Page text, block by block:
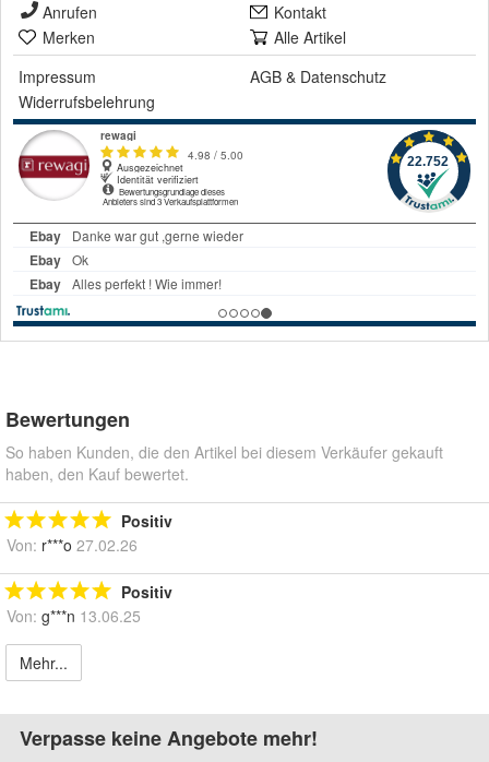
Anrufen
Kontakt
Merken
Alle Artikel
Impressum
AGB & Datenschutz
Widerrufsbelehrung
Bewertungen
So haben Kunden, die den Artikel bei diesem Verkäufer gekauft
haben, den Kauf bewertet.
Positiv
Von: r***o 27.02.26
Positiv
Von: g***n 13.06.25
Mehr...
Verpasse keine Angebote mehr!